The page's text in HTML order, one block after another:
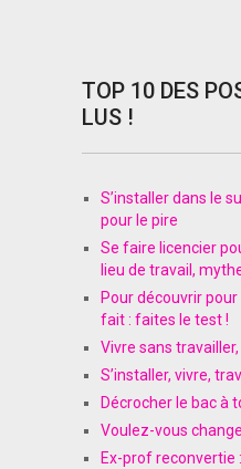
TOP 10 DES
LUS !
S’installer dans le
pour le pire
Se faire licencier
lieu de travail,
Pour découvrir
fait : faites le test !
Vivre sans travailler,
S’installer, vivre,
Décrocher le bac à
Voulez-vous
Ex-prof reconvertie